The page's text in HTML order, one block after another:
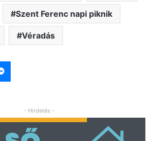
Szent Ferenc napi piknik
Véradás
- Hirdetés -